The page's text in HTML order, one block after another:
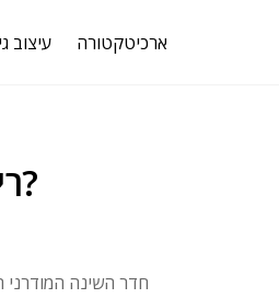
עיצוב ארכיטקטורה
ריהוט חדר שינה מודרני, אבל אילו קריטריונים?
חדר השינה המודרני